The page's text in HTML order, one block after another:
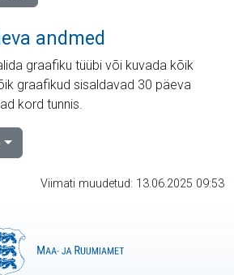
andmed
graafiku tüübi või kuvada kõik
graafikud sisaldavad 30 päeva
kord tunnis.
Viimati muudetud: 13.06.2025 09:53